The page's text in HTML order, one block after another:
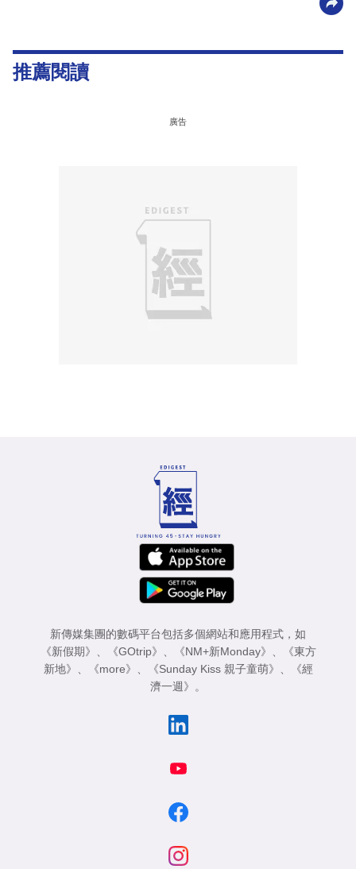
推薦閱讀
廣告
新傳媒集團的數碼平台包括多個網站和應用程式，如
《新假期》
《GOtrip》 《NM+新Monday》
《東方
新地》
《more》 《Sunday Kiss 親子童萌》
《經
濟一週》
。